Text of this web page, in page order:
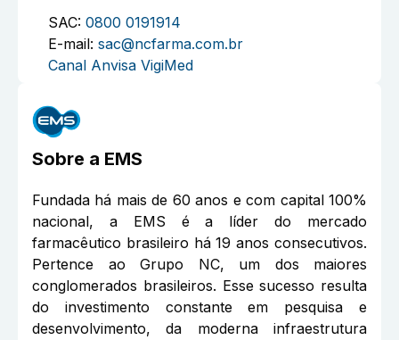
SAC: 0800 0191914
E-mail: sac@ncfarma.com.br
Canal Anvisa VigiMed
Sobre a EMS
Fundada há mais de 60 anos e com capital 100%
nacional, a EMS é a líder do mercado
farmacêutico brasileiro há 19 anos consecutivos.
Pertence ao Grupo NC, um dos maiores
conglomerados brasileiros. Esse sucesso resulta
do investimento constante em pesquisa e
desenvolvimento, da moderna infraestrutura